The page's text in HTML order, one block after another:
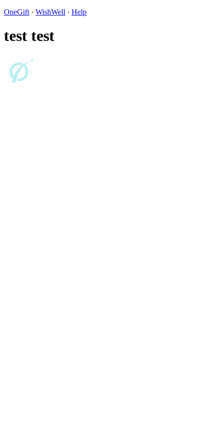
OneGift · WishWell · Help
test test